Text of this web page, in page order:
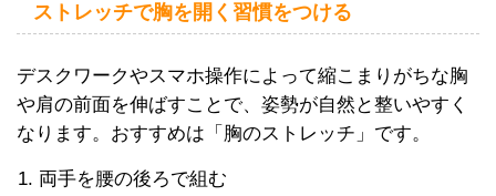
ストレッチで胸を開く習慣をつける
デスクワークやスマホ操作によって縮こまりがちな胸
や肩の前面を伸ばすことで、姿勢が自然と整いやすく
なります。おすすめは「胸のストレッチ」です。
両手を腰の後ろで組む